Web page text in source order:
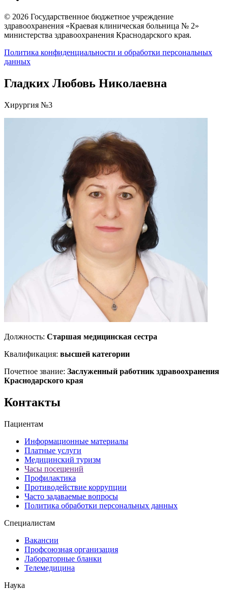
© 2026 Государственное бюджетное учреждение
здравоохранения «Краевая клиническая больница № 2»
министерства здравоохранения Краснодарского края.
Политика конфиденциальности и обработки персональных
данных
Гладких Любовь Николаевна
Хирургия №3
Должность: Старшая медицинская сестра
Квалификация: высшей категории
Почетное звание: Заслуженный работник здравоохранения
Краснодарского края
Контакты
Пациентам
Информационные материалы
Платные услуги
Медицинский туризм
Часы посещений
Профилактика
Противодействие коррупции
Часто задаваемые вопросы
Политика обработки персональных данных
Специалистам
Вакансии
Профсоюзная организация
Лабораторные бланки
Телемедицина
Наука